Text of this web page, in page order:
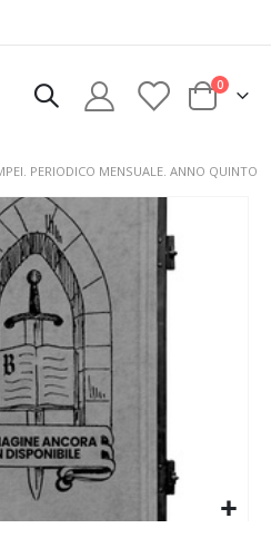
Cart
0elementi
PERIODICO MENSUALE. ANNO QUINTO